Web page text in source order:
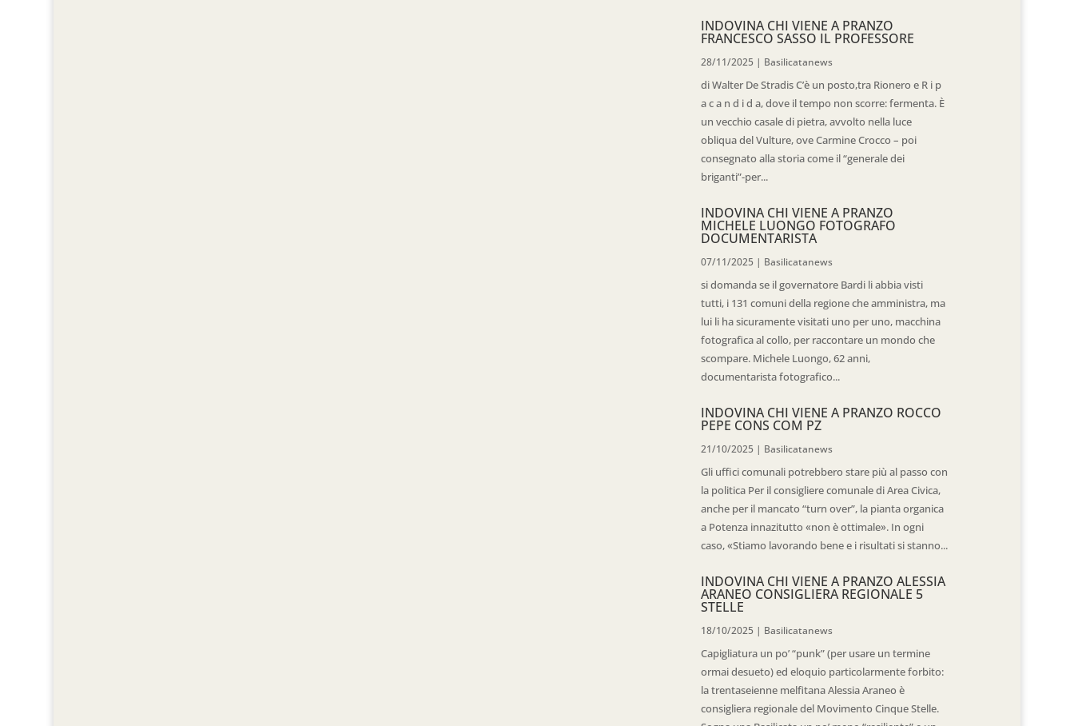
INDOVINA CHI VIENE A PRANZO
FRANCESCO SASSO IL PROFESSORE
28/11/2025 | Basilicatanews
di Walter De Stradis C’è un posto,tra Rionero e R i p
a c a n d i d a, dove il tempo non scorre: fermenta. È
un vecchio casale di pietra, avvolto nella luce
obliqua del Vulture, ove Carmine Crocco – poi
consegnato alla storia come il “generale dei
briganti”-per...
INDOVINA CHI VIENE A PRANZO
MICHELE LUONGO FOTOGRAFO
DOCUMENTARISTA
07/11/2025 | Basilicatanews
si domanda se il governatore Bardi li abbia visti
tutti, i 131 comuni della regione che amministra, ma
lui li ha sicuramente visitati uno per uno, macchina
fotografica al collo, per raccontare un mondo che
scompare. Michele Luongo, 62 anni,
documentarista fotografico...
INDOVINA CHI VIENE A PRANZO ROCCO
PEPE CONS COM PZ
21/10/2025 | Basilicatanews
Gli uffici comunali potrebbero stare più al passo con
la politica Per il consigliere comunale di Area Civica,
anche per il mancato “turn over”, la pianta organica
a Potenza innazitutto «non è ottimale». In ogni
caso, «Stiamo lavorando bene e i risultati si stanno...
INDOVINA CHI VIENE A PRANZO ALESSIA
ARANEO CONSIGLIERA REGIONALE 5
STELLE
18/10/2025 | Basilicatanews
Capigliatura un po’ “punk” (per usare un termine
ormai desueto) ed eloquio particolarmente forbito:
la trentaseienne melfitana Alessia Araneo è
consigliera regionale del Movimento Cinque Stelle.